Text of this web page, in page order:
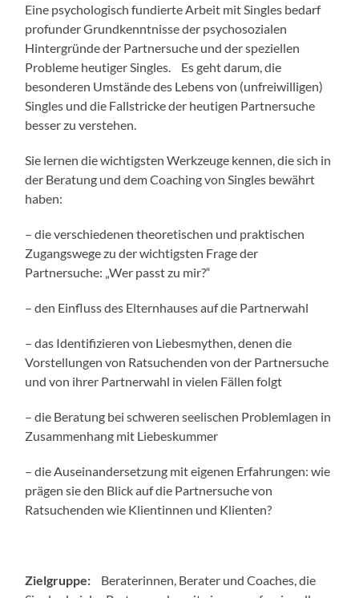
Eine psychologisch fundierte Arbeit mit Singles bedarf
profunder Grundkenntnisse der psychosozialen
Hintergründe der Partnersuche und der speziellen
Probleme heutiger Singles. Es geht darum, die
besonderen Umstände des Lebens von (unfreiwilligen)
Singles und die Fallstricke der heutigen Partnersuche
besser zu verstehen.
Sie lernen die wichtigsten Werkzeuge kennen, die sich in
der Beratung und dem Coaching von Singles bewährt
haben:
– die verschiedenen theoretischen und praktischen
Zugangswege zu der wichtigsten Frage der
Partnersuche: „Wer passt zu mir?“
– den Einfluss des Elternhauses auf die Partnerwahl
– das Identifizieren von Liebesmythen, denen die
Vorstellungen von Ratsuchenden von der Partnersuche
und von ihrer Partnerwahl in vielen Fällen folgt
– die Beratung bei schweren seelischen Problemlagen in
Zusammenhang mit Liebeskummer
– die Auseinandersetzung mit eigenen Erfahrungen: wie
prägen sie den Blick auf die Partnersuche von
Ratsuchenden wie Klientinnen und Klienten?
Zielgruppe: Beraterinnen, Berater und Coaches, die